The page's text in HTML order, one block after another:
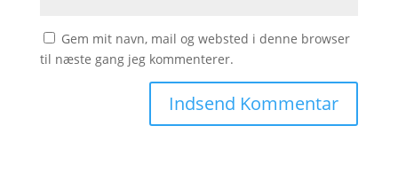
Gem mit navn, mail og websted i denne browser
til næste gang jeg kommenterer.